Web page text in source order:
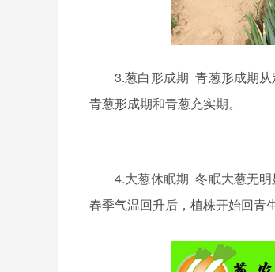
3.葱白形成期青葱形成期
青葱形成期和青葱充实期。
4.大葱休眠期冬眠大葱无
春季气温回升后，植株开始回青